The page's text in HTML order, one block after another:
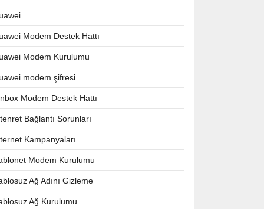
Modem Destek Hattı
Modem Kurulumu
modem şifresi
Modem Destek Hattı
Bağlantı Sorunları
Kampanyaları
Modem Kurulumu
Ağ Adını Gizleme
Ağ Kurulumu